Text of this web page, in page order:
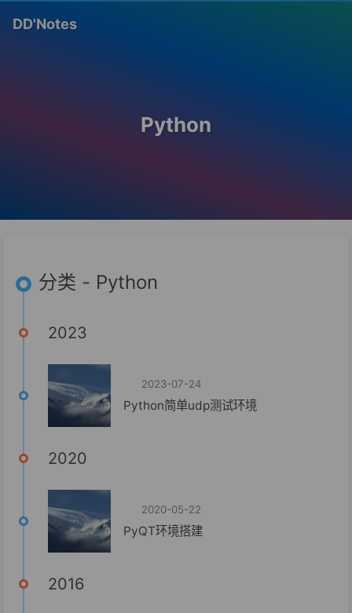
DD'Notes
Python
分类 - Python
2023
2023-07-24
Python简单udp测试环境
2020
2020-05-22
PyQT环境搭建
2016